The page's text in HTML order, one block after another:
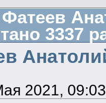
3337
2021,